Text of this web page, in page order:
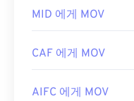
MID 에게 MOV
CAF 에게 MOV
AIFC 에게 MOV